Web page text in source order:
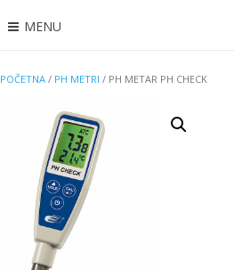
MENU
POČETNA / PH METRI / PH METAR PH CHECK